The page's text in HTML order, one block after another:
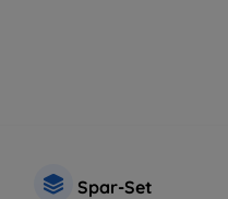
Spar-Set